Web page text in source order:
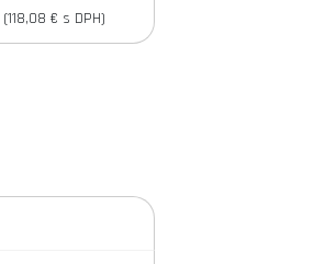
(118,08 € s DPH)